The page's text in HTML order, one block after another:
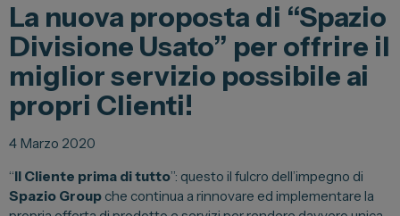
Fiat
Abarth
Lancia
Alfa Romeo
Jeep
Opel
Peugeot
La nuova proposta di “Spazio
Divisione Usato” per offrire il
miglior servizio possibile ai
propri Clienti!
4 Marzo 2020
“Il Cliente prima di tutto”: questo il fulcro dell’impegno di
Spazio Groupche continua a rinnovare ed implementare la